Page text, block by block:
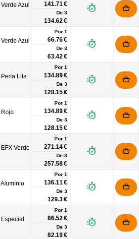
Azul
141.71 €
De 3
134.62 €
Azul
Por 1
66.76 €
De 3
63.42 €
Perla Lila
Por 1
134.89 €
De 3
128.15 €
Rojo
Por 1
134.89 €
De 3
128.15 €
Verde
Por 1
271.14 €
De 3
257.58 €
Aluminio
Por 1
136.11 €
De 3
129.3 €
Por 1
86.52 €
De 3
82.19 €